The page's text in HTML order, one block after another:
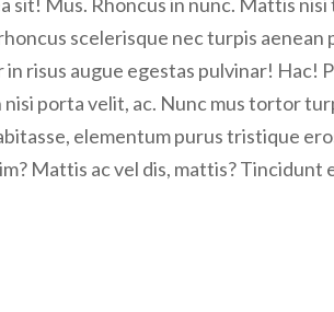
scelerisque nec turpis aenean
risus augue egestas pulvinar! Hac!
porta velit, ac. Nunc mus tortor
elementum purus tristique
Mattis ac vel dis, mattis?